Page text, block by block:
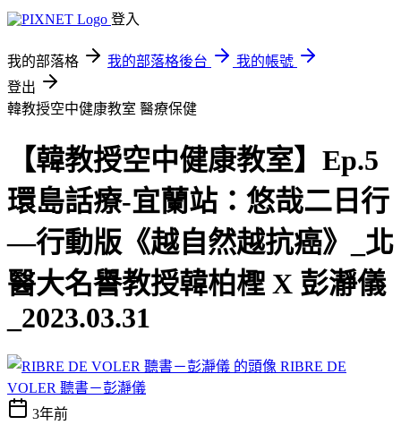
登入
我的部落格 我的部落格後台
我的帳號
登出
韓教授空中健康教室 醫療保健
【韓教授空中健康教室】Ep.5
環島話療-宜蘭站：悠哉二日行
—行動版《越自然越抗癌》_北
醫大名譽教授韓柏檉 X 彭瀞儀
_2023.03.31
RIBRE DE
VOLER 聽書－彭瀞儀
3年前